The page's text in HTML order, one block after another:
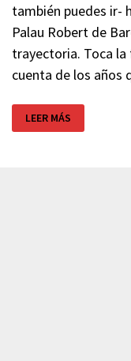
también puedes ir-
Palau Robert de
trayectoria. Toca
cuenta de los años
TRICICLE
–
EXPOSICIÓN
LEER MÁS